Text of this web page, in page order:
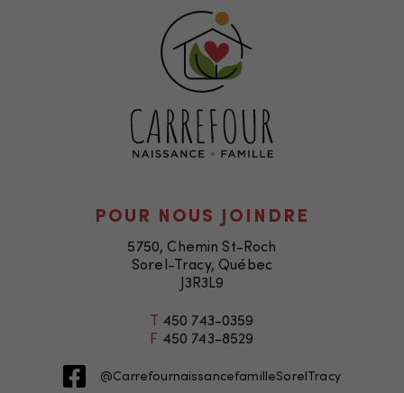
POUR NOUS JOINDRE
5750, Chemin St-Roch
Sorel-Tracy, Québec
J3R3L9
T 450 743-0359
F 450 743-8529
@CarrefournaissancefamilleSorelTracy